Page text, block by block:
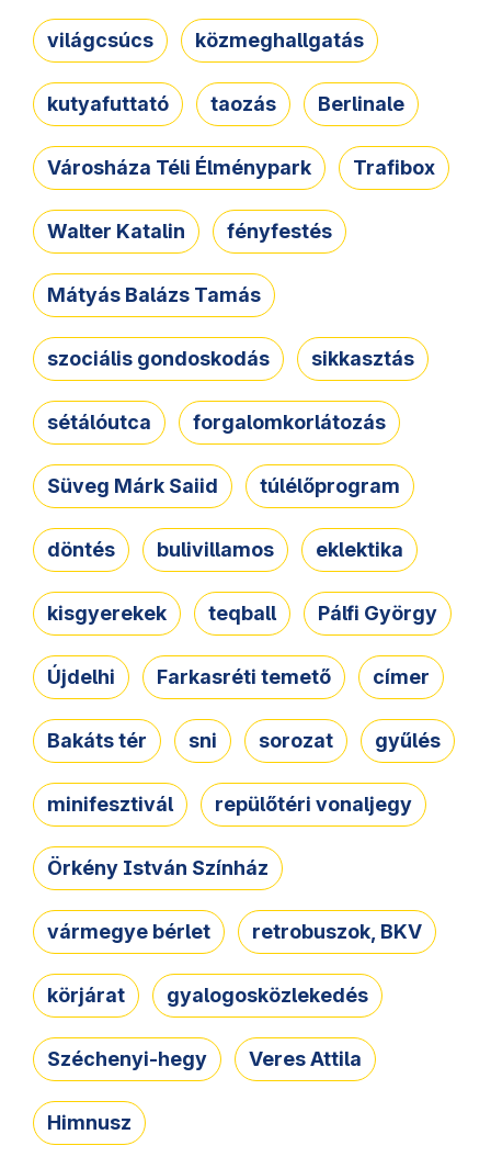
világcsúcs közmeghallgatás
kutyafuttató taozás Berlinale
Városháza Téli Élménypark Trafibox
Walter Katalin fényfestés
Mátyás Balázs Tamás
szociális gondoskodás sikkasztás
sétálóutca forgalomkorlátozás
Süveg Márk Saiid túlélőprogram
döntés bulivillamos eklektika
kisgyerekek teqball Pálfi György
Újdelhi Farkasréti temető címer
Bakáts tér sni sorozat gyűlés
minifesztivál repülőtéri vonaljegy
Örkény István Színház
vármegye bérlet retrobuszok, BKV
körjárat gyalogosközlekedés
Széchenyi-hegy Veres Attila
Himnusz